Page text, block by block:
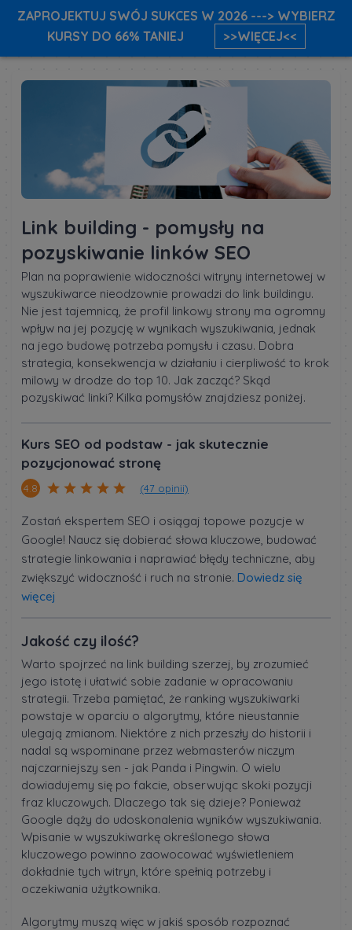
Link building - pomysły na
pozyskiwanie linków SEO
Plan na poprawienie widoczności witryny internetowej w
wyszukiwarce nieodzownie prowadzi do link buildingu.
Nie jest tajemnicą, że profil linkowy strony ma ogromny
wpływ na jej pozycję w wynikach wyszukiwania, jednak
na jego budowę potrzeba pomysłu i czasu. Dobra
strategia, konsekwencja w działaniu i cierpliwość to krok
milowy w drodze do top 10. Jak zacząć? Skąd
pozyskiwać linki? Kilka pomysłów znajdziesz poniżej.
Kurs SEO od podstaw - jak skutecznie
pozycjonować stronę
4.8 (47 opinii)
Zostań ekspertem SEO i osiągaj topowe pozycje w
Google! Naucz się dobierać słowa kluczowe, budować
strategie linkowania i naprawiać błędy techniczne, aby
zwiększyć widoczność i ruch na stronie. Dowiedz się
więcej
Jakość czy ilość?
Warto spojrzeć na link building szerzej, by zrozumieć
jego istotę i ułatwić sobie zadanie w opracowaniu
strategii. Trzeba pamiętać, że ranking wyszukiwarki
powstaje w oparciu o algorytmy, które nieustannie
ulegają zmianom. Niektóre z nich przeszły do historii i
nadal są wspominane przez webmasterów niczym
najczarniejszy sen - jak Panda i Pingwin. O wielu
dowiadujemy się po fakcie, obserwując skoki pozycji
fraz kluczowych. Dlaczego tak się dzieje? Ponieważ
Google dąży do udoskonalenia wyników wyszukiwania.
Wpisanie w wyszukiwarkę określonego słowa
kluczowego powinno zaowocować wyświetleniem
dokładnie tych witryn, które spełnią potrzeby i
oczekiwania użytkownika.
Algorytmy muszą więc w jakiś sposób rozpoznać
ZAPROJEKTUJ SWÓJ SUKCES W 2026 ---> WYBIERZ
KURSY DO 66% TANIEJ
>>WIĘCEJ<<